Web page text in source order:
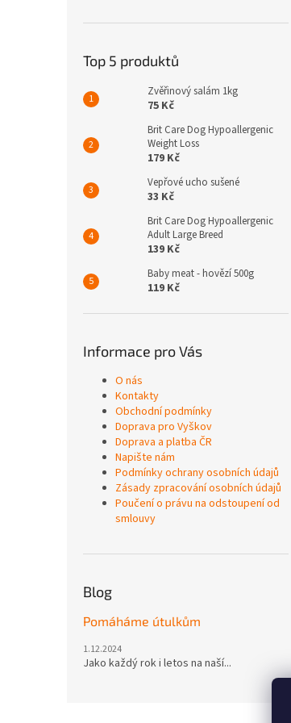
Top 5 produktů
Zvěřinový salám 1kg
75 Kč
Brit Care Dog Hypoallergenic
Weight Loss
179 Kč
Vepřové ucho sušené
33 Kč
Brit Care Dog Hypoallergenic
Adult Large Breed
139 Kč
Baby meat - hovězí 500g
119 Kč
Informace pro Vás
O nás
Kontakty
Obchodní podmínky
Doprava pro Vyškov
Doprava a platba ČR
Napište nám
Podmínky ochrany osobních údajů
Zásady zpracování osobních údajů
Poučení o právu na odstoupení od
smlouvy
Blog
Pomáháme útulkům
1.12.2024
Jako každý rok i letos na naší...